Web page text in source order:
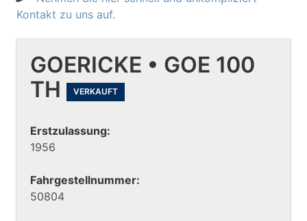
Kontakt zu uns auf.
GOERICKE • GOE 100
TH
VERKAUFT
Erstzulassung:
1956
Fahrgestellnummer:
50804